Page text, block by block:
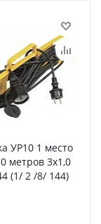
УР10 1 место
метров 3х1,0
мм2 IP44 (1/ 2 /8/ 144)